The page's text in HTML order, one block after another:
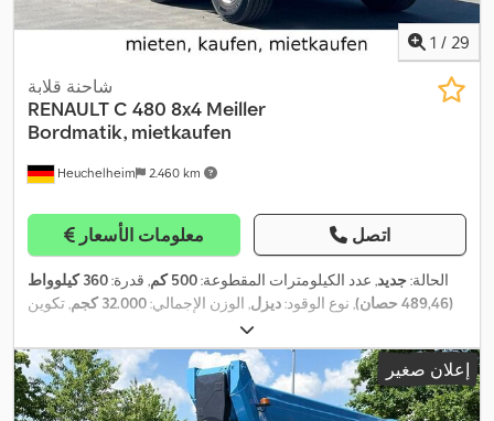
1 / 29
Heuchelheim 2.460 km
شاحنة قلابة
RENAULTC 480 8x4 Meiller
Bordmatik, mietkaufen
معلومات الأسعار اتصل
الحالة:جديد, عدد الكيلومترات المقطوعة:500 كم , قدرة:
360 كيلوواط
(489,46 حصان)
, نوع الوقود:ديزل, الوزن الإجمالي:32.000 كجم
, تكوين
, نوع التروس:
حجم مساحة التحميل:14 م³ , طول مساحة التحميل:5.800 مم
, عرض
مساحة التحميل:2.380 مم , ارتفاع مساحة التحميل:1.000 مم
, سنة الصنع:
2024, معدات:برنامج الثبات الإلكتروني (ESP), تكييف الهواء, نظام
إعلان صغير